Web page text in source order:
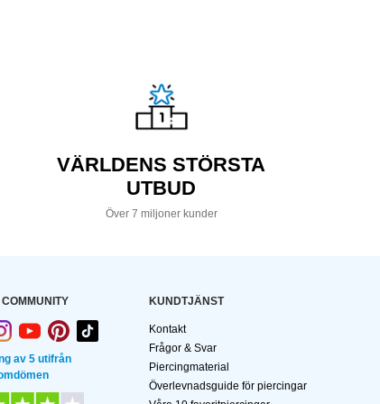
VÄRLDENS STÖRSTA
UTBUD
Över 7 miljoner kunder
av 5 utifrån
KUNDTJÄNST
Kontakt
Frågor & Svar
Piercingmaterial
Överlevnadsguide för piercingar